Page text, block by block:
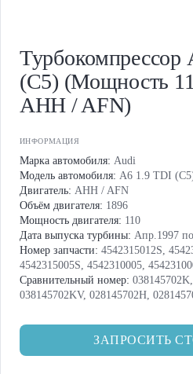
(C5) (Мощность
AHH / AFN)
ИНФОРМАЦИЯ
Марка автомобиля: Audi
Модель автомобиля: A6 1.9 TDI
Двигатель: AHH / AFN
Объём двигателя: 1896
Мощность двигателя: 110
Дата выпуска турбины: Апр.1997
Номер запчасти: 4542315012S,
4542315005S, 4542310005,
Сравнительный номер:
038145702KV, 028145702H,
ЗАПРОСИТЬ